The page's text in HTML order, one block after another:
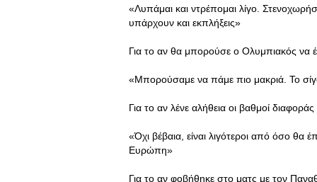
«Λυπάμαι και ντρέπομαι λίγο.
υπάρχουν και εκπλήξεις»
Για το αν θα μπορούσε ο Ολυμπιακός να
«Μπορούσαμε να πάμε πιο μακριά. Το
Για το αν λένε αλήθεια οι βαθμοί
«Όχι βέβαια, είναι λιγότεροι από όσο θα
Ευρώπη»
Για το αν φοβήθηκε στο ματς με τον